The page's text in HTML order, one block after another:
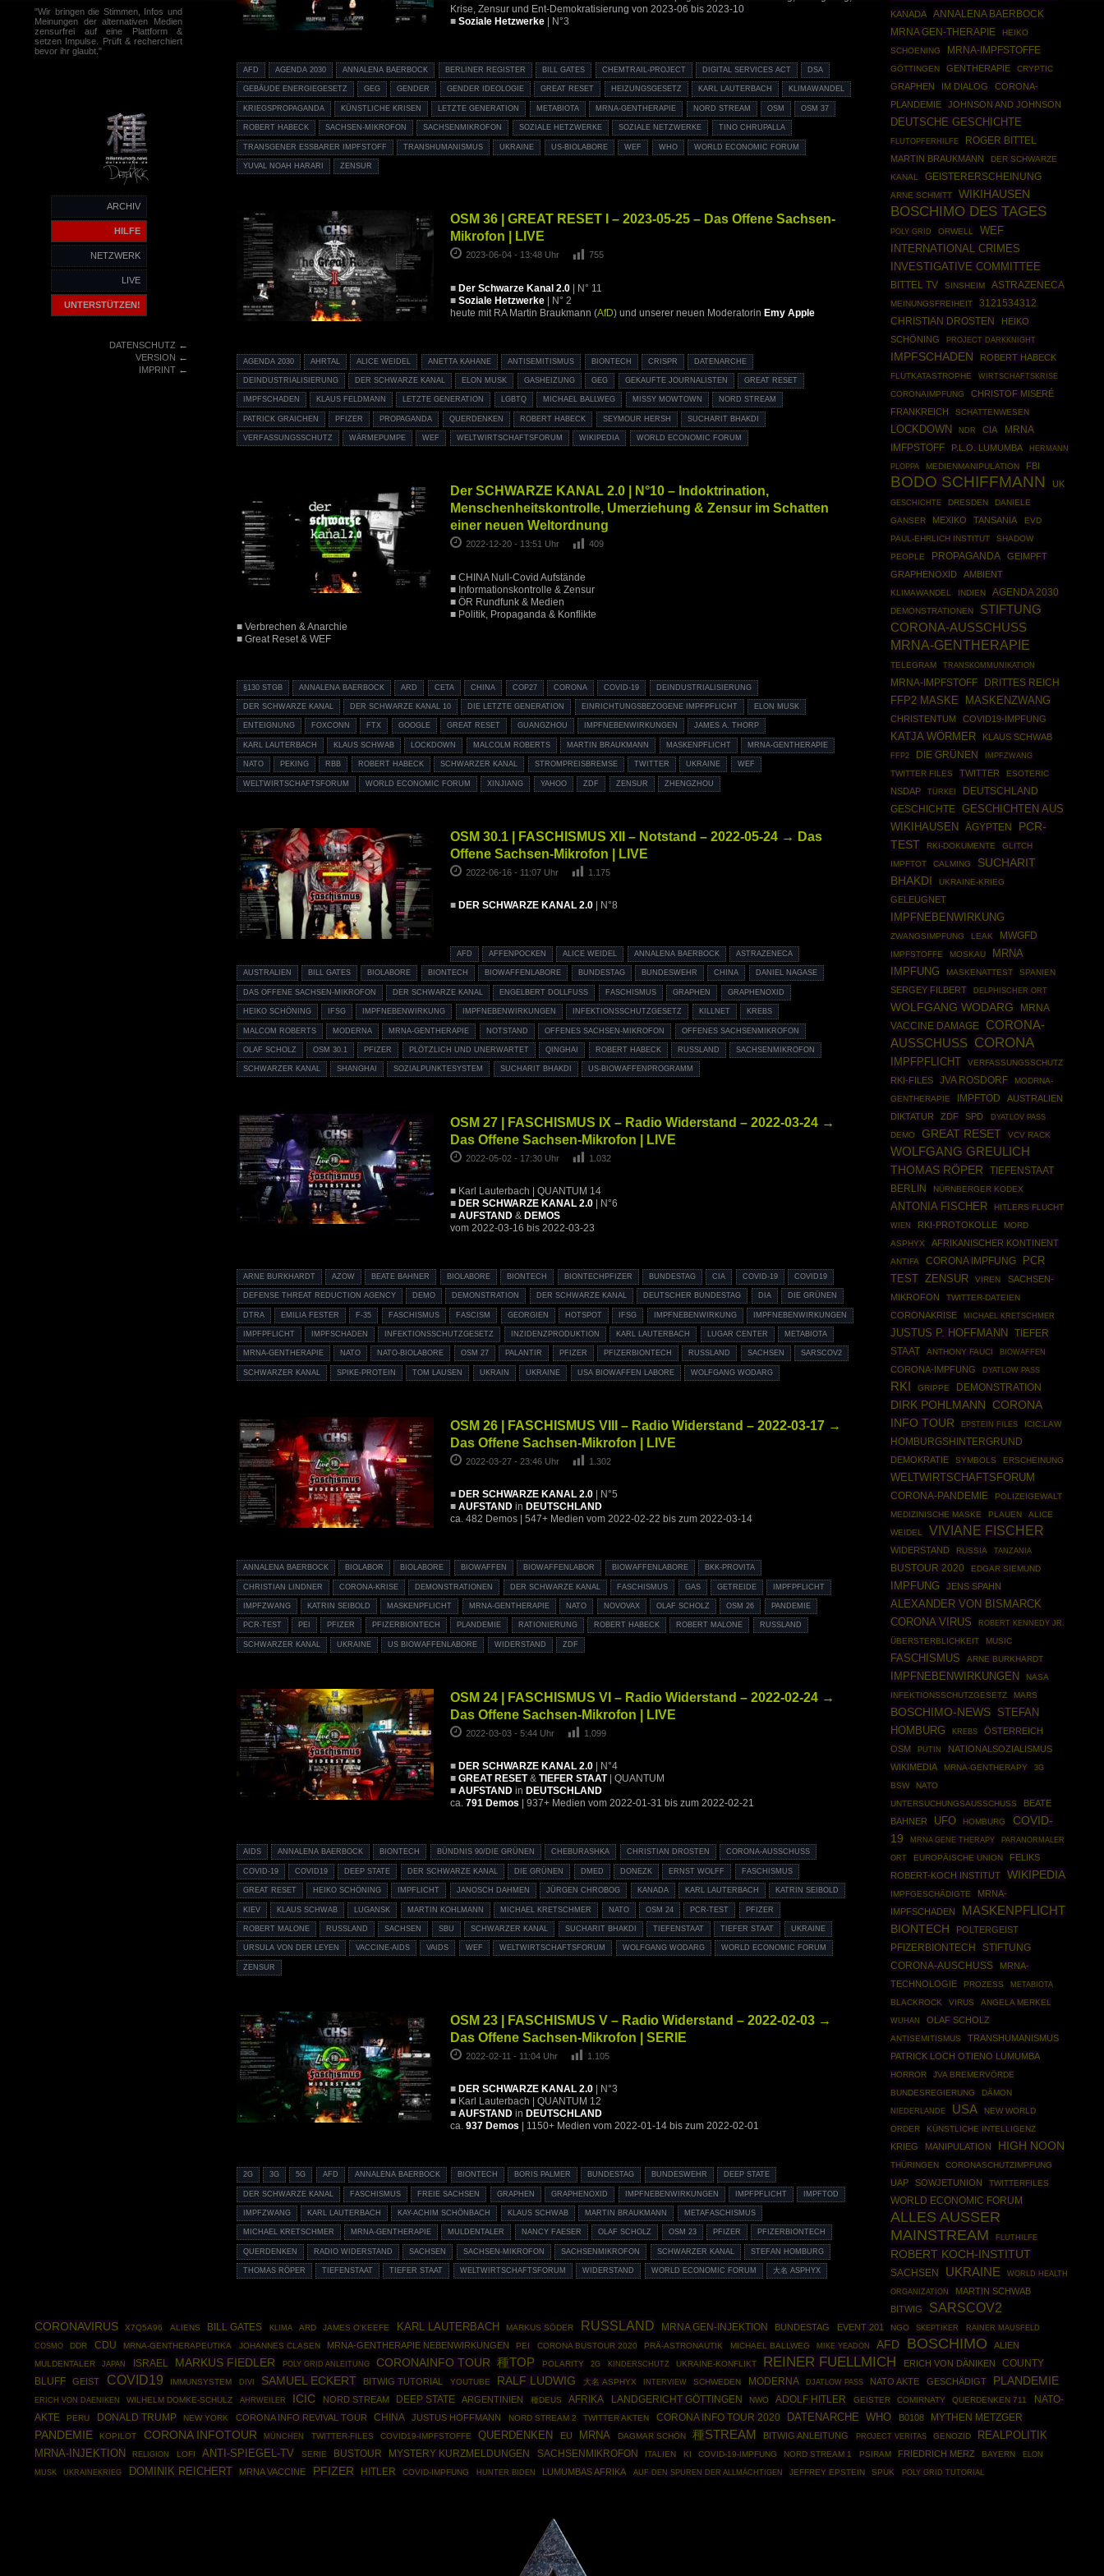
"Wir bringen die Stimmen, Infos und
Meinungen der alternativen Medien
zensurfrei auf eine Plattform &
setzen Impulse. Prüft & recherchiert
bevor ihr glaubt."
ARCHIV
HILFE
NETZWERK
LIVE
UNTERSTÜTZEN!
DATENSCHUTZ←
VERSION ←
IMPRINT←
Krise, Zensur und Ent-Demokratisierung von 2023-06 bis 2023-10
■ Soziale Hetzwerke| N°3
AFD AGENDA 2030 ANNALENA BAERBOCK BERLINER REGISTER BILL GATES CHEMTRAIL-PROJECT DIGITAL SERVICES ACT DSA
GEBÄUDE ENERGIEGESETZ GEG GENDER GENDER IDEOLOGIE GREAT RESET HEIZUNGSGESETZ KARL LAUTERBACH KLIMAWANDEL
KRIEGSPROPAGANDA KÜNSTLICHE KRISEN LETZTE GENERATION METABIOTA MRNA-GENTHERAPIE NORD STREAM OSM OSM 37
ROBERT HABECK SACHSEN-MIKROFON SACHSENMIKROFON SOZIALE HETZWERKE SOZIALE NETZWERKE TINO CHRUPALLA
TRANSGENER ESSBARER IMPFSTOFF TRANSHUMANISMUS UKRAINE US-BIOLABORE WEF WHO WORLD ECONOMIC FORUM
YUVAL NOAH HARARI ZENSUR
OSM 36 | GREAT RESET I – 2023-05-25 – Das Offene Sachsen-
Mikrofon | LIVE
2023-06-04 - 13:48 Uhr 755
■ Der Schwarze Kanal 2.0| N° 11
■ Soziale Hetzwerke| N° 2
heute mit RA Martin Braukmann (AfD) und unserer neuen Moderatorin Emy Apple
AGENDA 2030 AHRTAL ALICE WEIDEL ANETTA KAHANE ANTISEMITISMUS BIONTECH CRISPR DATENARCHE
DEINDUSTRIALISIERUNG DER SCHWARZE KANAL ELON MUSK GASHEIZUNG GEG GEKAUFTE JOURNALISTEN GREAT RESET
IMPFSCHADEN KLAUS FELDMANN LETZTE GENERATION LGBTQ MICHAEL BALLWEG MISSY MOWTOWN NORD STREAM
PATRICK GRAICHEN PFIZER PROPAGANDA QUERDENKEN ROBERT HABECK SEYMOUR HERSH SUCHARIT BHAKDI
VERFASSUNGSSCHUTZ WÄRMEPUMPE WEF WELTWIRTSCHAFTSFORUM WIKIPEDIA WORLD ECONOMIC FORUM
Der SCHWARZE KANAL 2.0 | N°10 – Indoktrination,
Menschenheitskontrolle, Umerziehung & Zensur im Schatten
einer neuen Weltordnung
2022-12-20 - 13:51 Uhr 409
■ CHINA Null-Covid Aufstände
■ Informationskontrolle & Zensur
■ ÖR Rundfunk & Medien
■ Politik, Propaganda & Konflikte
■ Verbrechen & Anarchie
■ Great Reset & WEF
§130 STGB ANNALENA BAERBOCK ARD CETA CHINA COP27 CORONA COVID-19 DEINDUSTRIALISIERUNG
DER SCHWARZE KANAL DER SCHWARZE KANAL 10 DIE LETZTE GENERATION EINRICHTUNGSBEZOGENE IMPFPFLICHT ELON MUSK
ENTEIGNUNG FOXCONN FTX GOOGLE GREAT RESET GUANGZHOU IMPFNEBENWIRKUNGEN JAMES A. THORP
KARL LAUTERBACH KLAUS SCHWAB LOCKDOWN MALCOLM ROBERTS MARTIN BRAUKMANN MASKENPFLICHT MRNA-GENTHERAPIE
NATO PEKING RBB ROBERT HABECK SCHWARZER KANAL STROMPREISBREMSE TWITTER UKRAINE WEF
WELTWIRTSCHAFTSFORUM WORLD ECONOMIC FORUM XINJIANG YAHOO ZDF ZENSUR ZHENGZHOU
OSM 30.1 | FASCHISMUS XII – Notstand – 2022-05-24 → Das
Offene Sachsen-Mikrofon | LIVE
2022-06-16 - 11:07 Uhr 1.175
■ DER SCHWARZE KANAL 2.0| N°8
AFD AFFENPOCKEN ALICE WEIDEL ANNALENA BAERBOCK ASTRAZENECA
AUSTRALIEN BILL GATES BIOLABORE BIONTECH BIOWAFFENLABORE BUNDESTAG BUNDESWEHR CHINA DANIEL NAGASE
DAS OFFENE SACHSEN-MIKROFON DER SCHWARZE KANAL ENGELBERT DOLLFUSS FASCHISMUS GRAPHEN GRAPHENOXID
HEIKO SCHÖNING IFSG IMPFNEBENWIRKUNG IMPFNEBENWIRKUNGEN INFEKTIONSSCHUTZGESETZ KILLNET KREBS
MALCOM ROBERTS MODERNA MRNA-GENTHERAPIE NOTSTAND OFFENES SACHSEN-MIKROFON OFFENES SACHSENMIKROFON
OLAF SCHOLZ OSM 30.1 PFIZER PLÖTZLICH UND UNERWARTET QINGHAI ROBERT HABECK RUSSLAND SACHSENMIKROFON
SCHWARZER KANAL SHANGHAI SOZIALPUNKTESYSTEM SUCHARIT BHAKDI US-BIOWAFFENPROGRAMM
OSM 27 | FASCHISMUS IX – Radio Widerstand – 2022-03-24 →
Das Offene Sachsen-Mikrofon | LIVE
2022-05-02 - 17:30 Uhr 1.032
■ Karl Lauterbach | QUANTUM 14
■ DER SCHWARZE KANAL 2.0| N°6
■ AUFSTAND& DEMOS
vom 2022-03-16 bis 2022-03-23
ARNE BURKHARDT AZOW BEATE BAHNER BIOLABORE BIONTECH BIONTECHPFIZER BUNDESTAG CIA COVID-19 COVID19
DEFENSE THREAT REDUCTION AGENCY DEMO DEMONSTRATION DER SCHWARZE KANAL DEUTSCHER BUNDESTAG DIA DIE GRÜNEN
DTRA EMILIA FESTER F-35 FASCHISMUS FASCISM GEORGIEN HOTSPOT IFSG IMPFNEBENWIRKUNG IMPFNEBENWIRKUNGEN
IMPFPFLICHT IMPFSCHADEN INFEKTIONSSCHUTZGESETZ INZIDENZPRODUKTION KARL LAUTERBACH LUGAR CENTER METABIOTA
MRNA-GENTHERAPIE NATO NATO-BIOLABORE OSM 27 PALANTIR PFIZER PFIZERBIONTECH RUSSLAND SACHSEN SARSCOV2
SCHWARZER KANAL SPIKE-PROTEIN TOM LAUSEN UKRAIN UKRAINE USA BIOWAFFEN LABORE WOLFGANG WODARG
OSM 26 | FASCHISMUS VIII – Radio Widerstand – 2022-03-17 →
Das Offene Sachsen-Mikrofon | LIVE
2022-03-27 - 23:46 Uhr 1.302
■ DER SCHWARZE KANAL 2.0| N°5
■ AUFSTANDin DEUTSCHLAND
ca. 482 Demos | 547+ Medien vom 2022-02-22 bis zum 2022-03-14
ANNALENA BAERBOCK BIOLABOR BIOLABORE BIOWAFFEN BIOWAFFENLABOR BIOWAFFENLABORE BKK-PROVITA
CHRISTIAN LINDNER CORONA-KRISE DEMONSTRATIONEN DER SCHWARZE KANAL FASCHISMUS GAS GETREIDE IMPFPFLICHT
IMPFZWANG KATRIN SEIBOLD MASKENPFLICHT MRNA-GENTHERAPIE NATO NOVOVAX OLAF SCHOLZ OSM 26 PANDEMIE
PCR-TEST PEI PFIZER PFIZERBIONTECH PLANDEMIE RATIONIERUNG ROBERT HABECK ROBERT MALONE RUSSLAND
SCHWARZER KANAL UKRAINE US BIOWAFFENLABORE WIDERSTAND ZDF
OSM 24 | FASCHISMUS VI – Radio Widerstand – 2022-02-24 →
Das Offene Sachsen-Mikrofon | LIVE
2022-03-03 - 5:44 Uhr 1.099
■ DER SCHWARZE KANAL 2.0| N°4
■ GREAT RESET& TIEFER STAAT| QUANTUM
■ AUFSTANDin DEUTSCHLAND
ca. 791 Demos | 937+ Medien vom 2022-01-31 bis zum 2022-02-21
AIDS ANNALENA BAERBOCK BIONTECH BÜNDNIS 90/DIE GRÜNEN CHEBURASHKA CHRISTIAN DROSTEN CORONA-AUSSCHUSS
COVID-19 COVID19 DEEP STATE DER SCHWARZE KANAL DIE GRÜNEN DMED DONEZK ERNST WOLFF FASCHISMUS
GREAT RESET HEIKO SCHÖNING IMPFLICHT JANOSCH DAHMEN JÜRGEN CHROBOG KANADA KARL LAUTERBACH KATRIN SEIBOLD
KIEV KLAUS SCHWAB LUGANSK MARTIN KOHLMANN MICHAEL KRETSCHMER NATO OSM 24 PCR-TEST PFIZER
ROBERT MALONE RUSSLAND SACHSEN SBU SCHWARZER KANAL SUCHARIT BHAKDI TIEFENSTAAT TIEFER STAAT UKRAINE
URSULA VON DER LEYEN VACCINE-AIDS VAIDS WEF WELTWIRTSCHAFTSFORUM WOLFGANG WODARG WORLD ECONOMIC FORUM
ZENSUR
OSM 23 | FASCHISMUS V – Radio Widerstand – 2022-02-03 →
Das Offene Sachsen-Mikrofon | SERIE
2022-02-11 - 11:04 Uhr 1.105
■ DER SCHWARZE KANAL 2.0| N°3
■ Karl Lauterbach | QUANTUM 12
■ AUFSTANDin DEUTSCHLAND
ca. 937 Demos | 1150+ Medien vom 2022-01-14 bis zum 2022-02-01
2G 3G 5G AFD ANNALENA BAERBOCK BIONTECH BORIS PALMER BUNDESTAG BUNDESWEHR DEEP STATE
DER SCHWARZE KANAL FASCHISMUS FREIE SACHSEN GRAPHEN GRAPHENOXID IMPFNEBENWIRKUNGEN IMPFPFLICHT IMPFTOD
IMPFZWANG KARL LAUTERBACH KAY-ACHIM SCHÖNBACH KLAUS SCHWAB MARTIN BRAUKMANN METAFASCHISMUS
MICHAEL KRETSCHMER MRNA-GENTHERAPIE MULDENTALER NANCY FAESER OLAF SCHOLZ OSM 23 PFIZER PFIZERBIONTECH
QUERDENKEN RADIO WIDERSTAND SACHSEN SACHSEN-MIKROFON SACHSENMIKROFON SCHWARZER KANAL STEFAN HOMBURG
THOMAS RÖPER TIEFENSTAAT TIEFER STAAT WELTWIRTSCHAFTSFORUM WIDERSTAND WORLD ECONOMIC FORUM 大名 ASPHYX
KANADA
ANNALENA BAERBOCK
MRNA GEN-THERAPIE
HEIKO
SCHOENING
MRNA-IMPFSTOFFE
GÖTTINGEN GENTHERAPIE CRYPTIC
GRAPHEN IM DIALOG
CORONA-
PLANDEMIE
JOHNSON AND JOHNSON
DEUTSCHE GESCHICHTE
FLUTOPFERHILFE ROGER BITTEL
MARTIN BRAUKMANN
DER SCHWARZE
KANAL
GEISTERERSCHEINUNG
ARNE SCHMITT WIKIHAUSEN
BOSCHIMO DES TAGES
POLY GRID ORWELL WEF
INTERNATIONAL CRIMES
INVESTIGATIVE COMMITTEE
BITTEL TV SINSHEIM ASTRAZENECA
MEINUNGSFREIHEIT 3121534312
CHRISTIAN DROSTEN
HEIKO
SCHÖNING
PROJECT DARKKNIGHT
IMPFSCHADEN ROBERT HABECK
FLUTKATASTROPHE
WIRTSCHAFTSKRISE
CORONAIMPFUNG
CHRISTOF MISERÉ
FRANKREICH
SCHATTENWESEN
LOCKDOWN NDR CIA
MRNA
IMFPSTOFF
P.L.O. LUMUMBA
HERMANN
PLOPPA
MEDIENMANIPULATION FBI
BODO SCHIFFMANN UK
GESCHICHTE DRESDEN
DANIELE
GANSER
MEXIKO TANSANIA
EVD
PAUL-EHRLICH INSTITUT
SHADOW
PEOPLE
PROPAGANDA
GEIMPFT
GRAPHENOXID
AMBIENT
KLIMAWANDEL INDIEN AGENDA 2030
DEMONSTRATIONEN
STIFTUNG
CORONA-AUSSCHUSS
MRNA-GENTHERAPIE
TELEGRAM TRANSKOMMUNIKATION
MRNA-IMPFSTOFF
DRITTES REICH
FFP2 MASKE
MASKENZWANG
CHRISTENTUM COVID19-IMPFUNG
KATJA WÖRMER KLAUS SCHWAB
FFP2 DIE GRÜNEN
IMPFZWANG
TWITTER FILES
TWITTER ESOTERIC
NSDAP TÜRKEI
DEUTSCHLAND
GESCHICHTE
GESCHICHTEN AUS
WIKIHAUSEN
ÄGYPTEN
PCR-
TEST
RKI-DOKUMENTE
GLITCH
IMPFTOT
CALMING
SUCHARIT
BHAKDI
UKRAINE-KRIEG
GELEUGNET
IMPFNEBENWIRKUNG
ZWANGSIMPFUNG LEAK MWGFD
IMPFSTOFFE MOSKAU
MRNA
IMPFUNG
MASKENATTEST SPANIEN
SERGEY FILBERT DELPHISCHER ORT
WOLFGANG WODARG
MRNA
VACCINE DAMAGE
CORONA-
AUSSCHUSS
CORONA
IMPFPFLICHT VERFASSUNGSSCHUTZ
RKI-FILES JVA ROSDORF
MODRNA-
GENTHERAPIE
IMPFTOD
AUSTRALIEN
DIKTATUR
ZDF SPD DYATLOV PASS
DEMO GREAT RESET VCV RACK
WOLFGANG GREULICH
THOMAS RÖPER
TIEFENSTAAT
BERLIN NÜRNBERGER KODEX
ANTONIA FISCHER HITLERS FLUCHT
WIEN RKI-PROTOKOLLE
MORD
ASPHYX
AFRIKANISCHER KONTINENT
ANTIFA CORONA IMPFUNG
PCR
TEST ZENSUR VIREN
SACHSEN-
MIKROFON
TWITTER-DATEIEN
CORONAKRISE MICHAEL KRETSCHMER
JUSTUS P. HOFFMANN
TIEFER
STAAT
ANTHONY FAUCI BIOWAFFEN
CORONA-IMPFUNG DYATLOW PASS
RKI GRIPPE DEMONSTRATION
DIRK POHLMANN
CORONA
INFO TOUR
EPSTEIN FILES ICIC.LAW
HOMBURGSHINTERGRUND
DEMOKRATIE SYMBOLS ERSCHEINUNG
WELTWIRTSCHAFTSFORUM
CORONA-PANDEMIE
POLIZEIGEWALT
MEDIZINISCHE MASKE
PLAUEN
ALICE
WEIDEL
VIVIANE FISCHER
WIDERSTAND RUSSIA TANZANIA
BUSTOUR 2020 EDGAR SIEMUND
IMPFUNG JENS SPAHN
ALEXANDER VON BISMARCK
CORONA VIRUS
ROBERT KENNEDY JR.
ÜBERSTERBLICHKEIT
MUSIC
FASCHISMUS ARNE BURKHARDT
IMPFNEBENWIRKUNGEN
NASA
INFEKTIONSSCHUTZGESETZ
MARS
BOSCHIMO-NEWS
STEFAN
HOMBURG
KREBS
ÖSTERREICH
OSM
PUTIN
NATIONALSOZIALISMUS
WIKIMEDIA
MRNA-GENTHERAPY 3G
BSW
NATO
UNTERSUCHUNGSAUSSCHUSS
BEATE
BAHNER
UFO HOMBURG
COVID-
19
MRNA GENE THERAPY PARANORMALER
ORT EUROPÄISCHE UNION
FELIKS
ROBERT-KOCH INSTITUT
WIKIPEDIA
IMPFGESCHÄDIGTE
MRNA-
IMPFSCHADEN
MASKENPFLICHT
BIONTECH
POLTERGEIST
PFIZERBIONTECH
STIFTUNG
CORONA-AUSCHUSS
MRNA-
TECHNOLOGIE
PROZESS METABIOTA
BLACKROCK VIRUS ANGELA MERKEL
WUHAN OLAF SCHOLZ
ANTISEMITISMUS
TRANSHUMANISMUS
PATRICK LOCH OTIENO LUMUMBA
HORROR
JVA BREMERVÖRDE
BUNDESREGIERUNG
DÄMON
NIEDERLANDE USA
NEW WORLD
ORDER
KÜNSTLICHE INTELLIGENZ
KRIEG MANIPULATION HIGH NOON
THÜRINGEN CORONASCHUTZIMPFUNG
UAP SOWJETUNION TWITTERFILES
WORLD ECONOMIC FORUM
ALLES AUSSER
MAINSTREAM
FLUTHILFE
ROBERT KOCH-INSTITUT
SACHSEN UKRAINE
WORLD HEALTH
ORGANIZATION
MARTIN SCHWAB
BITWIG
SARSCOV2
CORONAVIRUS X7Q5A96 ALIENS BILL GATES KLIMA ARD JAMES O'KEEFE KARL LAUTERBACH MARKUS SÖDER RUSSLAND MRNA GEN-INJEKTION BUNDESTAG EVENT 201 NGO SKEPTIKER
RAINER MAUSFELD
COSMO
DDR CDU MRNA-GENTHERAPEUTIKA JOHANNES CLASEN MRNA-GENTHERAPIE NEBENWIRKUNGEN PEI CORONA BUSTOUR 2020 PRÄ-ASTRONAUTIK MICHAEL BALLWEG MIKE YEADON AFD BOSCHIMO ALIEN
MULDENTALER JAPAN ISRAEL MARKUS FIEDLER POLY GRID ANLEITUNG CORONAINFO TOUR 種TOP POLARITY 2G KINDERSCHUTZ UKRAINE-KONFLIKT REINER FUELLMICH ERICH VON DÄNIKEN
COUNTY
BLUFF
GEIST COVID19 IMMUNSYSTEM DIVI SAMUEL ECKERT BITWIG TUTORIAL YOUTUBE RALF LUDWIG 大名 ASPHYX INTERVIEW SCHWEDEN MODERNA DJATLOW PASS NATO AKTE GESCHÄDIGT PLANDEMIE
ERICH VON DAENIKEN WILHELM DOMKE-SCHULZ AHRWEILER ICIC NORD STREAM DEEP STATE ARGENTINIEN 種DEUS AFRIKA LANDGERICHT GÖTTINGEN NWO ADOLF HITLER GEISTER COMIRNATY QUERDENKEN 711
NATO-
AKTE
PERU DONALD TRUMP NEW YORK CORONA INFO REVIVAL TOUR CHINA JUSTUS HOFFMANN NORD STREAM 2 TWITTER AKTEN CORONA INFO TOUR 2020 DATENARCHE WHO B0108 MYTHEN METZGER
PANDEMIE KOPILOT CORONA INFOTOUR MÜNCHEN TWITTER-FILES COVID19-IMPFSTOFFE QUERDENKEN EU MRNA DAGMAR SCHÖN 種STREAM BITWIG ANLEITUNG PROJECT VERITAS GENOZID
REALPOLITIK
MRNA-INJEKTION
RELIGION LOFI ANTI-SPIEGEL-TV SERIE BUSTOUR MYSTERY KURZMELDUNGEN SACHSENMIKROFON ITALIEN KI COVID-19-IMPFUNG NORD STREAM 1 PSIRAM FRIEDRICH MERZ BAYERN ELON
MUSK UKRAINEKRIEG DOMINIK REICHERT MRNA VACCINE PFIZER HITLER COVID-IMPFUNG HUNTER BIDEN LUMUMBAS AFRIKA AUF DEN SPUREN DER ALLMÄCHTIGEN JEFFREY EPSTEIN SPUK POLY GRID TUTORIAL